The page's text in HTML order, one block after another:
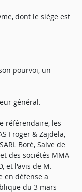
dont le siège est
pourvoi, un
général.
référendaire, les
Froger & Zajdela,
Boré, Salve de
des sociétés MMA
et l'avis de M.
en défense a
du 3 mars